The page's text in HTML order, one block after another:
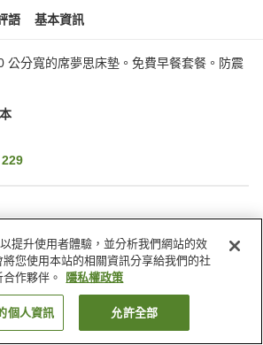
語 基本資訊
公分寬的席夢思床墊。免費早餐套餐。防震
229
乾洗服務
付費洗衣房
找客房
提升使用者體驗，並分析我們網站的效
您使用本站的相關資訊分享給我們的社
作夥伴。
隱私權政策
個人資訊 允許全部